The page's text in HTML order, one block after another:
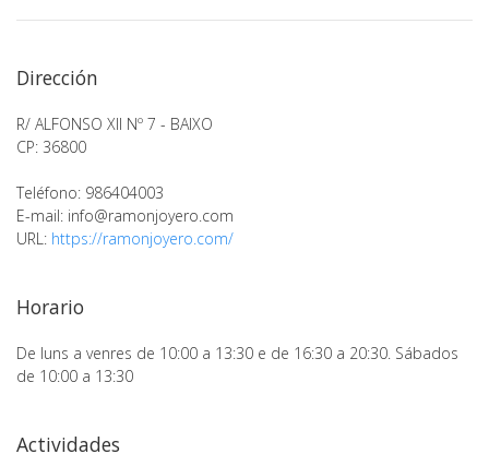
Dirección
R/ ALFONSO XII Nº 7 - BAIXO
CP: 36800
Teléfono: 986404003
E-mail: info@ramonjoyero.com
URL: https://ramonjoyero.com/
Horario
De luns a venres de 10:00 a 13:30 e de 16:30 a 20:30. Sábados
de 10:00 a 13:30
Actividades